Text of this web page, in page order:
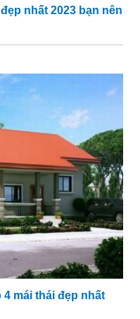
nhất 2023 bạn nên
mái thái đẹp nhất